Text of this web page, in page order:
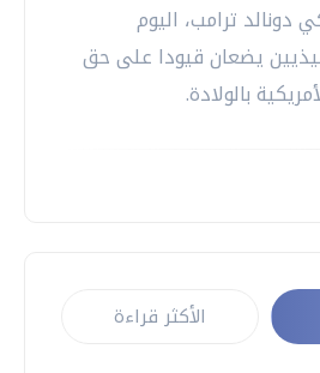
دونالد ترامب، اليوم
يضعان قيودا على حق
بالولادة.
الأكثر قراءة